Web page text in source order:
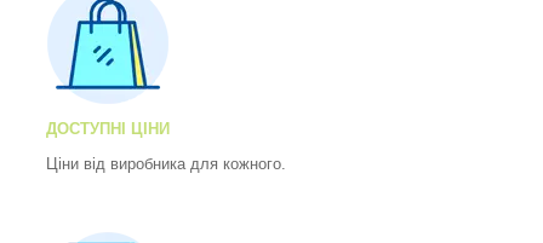
ДОСТУПНІ ЦІНИ
Ціни від виробника для кожного.